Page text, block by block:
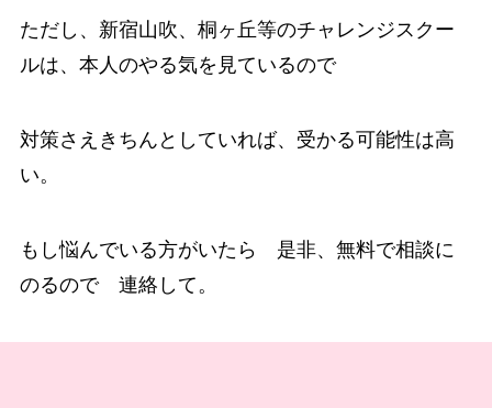
ただし、新宿山吹、桐ヶ丘等のチャレンジスクー
ルは、本人のやる気を見ているので
対策さえきちんとしていれば、受かる可能性は高
い。
もし悩んでいる方がいたら 是非、無料で相談に
のるので 連絡して。